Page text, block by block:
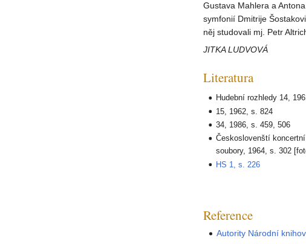
Gustava Mahlera a
symfonií Dmitrije
něj studovali mj. Petr
JITKA LUDVOVÁ
Literatura
Hudební rozhledy 14,
15, 1962, s. 824
34, 1986, s. 459, 506
Českoslovenští
soubory, 1964, s. 302
HS 1, s. 226
Reference
Autority Národní